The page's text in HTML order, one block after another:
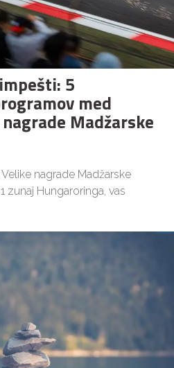
5
med
Madžarske
nagrade Madžarske
zunaj Hungaroringa, vas